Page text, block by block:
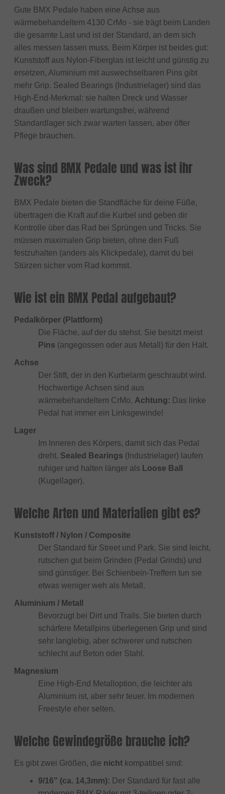
Gute BMX Pedale haben eine Achse aus
wärmebehandeltem 4130 CrMo - sie trägt beim Landen
die gesamte Last und ist der Standard, an dem sich
alles messen lassen muss. Beim Körper ist beides gut:
Kunststoff aus Nylon-Fiberglas ist leicht und günstig zu
ersetzen, Aluminium mit auswechselbaren Pins gibt
mehr Grip. Sealed Bearings (Industrielager) sind das
High-End-Merkmal: sie halten Dreck und Wasser
draußen und bleiben wartungsfrei, während
Standardlager sich zwar warten lassen, aber öfter
Pflege brauchen.
Was sind BMX Pedale und was ist ihr
Zweck?
BMX Pedale bieten die Standfläche für deine Füße,
übertragen die Kraft auf die Kurbel und geben dir
Kontrolle über das Rad bei Sprüngen und Tricks. Sie
müssen maximalen Grip bieten, ohne den Fuß
festzuhalten (anders als Klickpedale), damit du bei
Stürzen sicher vom Rad kommst.
Wie ist ein BMX Pedal aufgebaut?
Pedalkörper (Plattform)
Die Fläche, auf der du stehst. Sie besitzt meist
Pins (angegossen oder aus Metall) für den Halt.
Achse
Der Stift, der in den Kurbelarm geschraubt wird.
Hochwertige Achsen sind aus
wärmebehandeltem CrMo. Achtung: Das linke
Pedal hat immer ein Linksgewinde!
Lager
Im Inneren des Körpers, damit sich das Pedal
dreht. Sealed Bearings (Industrielager) laufen
ruhiger und halten länger als Loose Ball
(Kugellager).
Welche Arten und Materialien gibt es?
Kunststoff / Nylon / Composite
Der Standard für Street und Park. Sie sind leicht,
rutschen gut beim Grinden (Pedal Grinds) und
sind günstiger. Bei Schienbein-Treffern tun sie
etwas weniger weh als Metall.
Aluminium / Metall
Bevorzugt bei Dirt und Trails. Sie bieten durch
schärfere Metallpins überlegenen Grip und sind
sehr langlebig, aber schwerer und rutschen
schlecht auf Beton oder Stahl.
Magnesium
Eine High-End Metalloption, die leichter als
Aluminium ist, aber sehr teuer. Im modernen
Freestyle eher selten.
Welche Gewindegröße brauche ich?
Es gibt zwei Größen, die nicht kompatibel sind:
9/16" (ca. 14,3mm): Der Standard für fast alle